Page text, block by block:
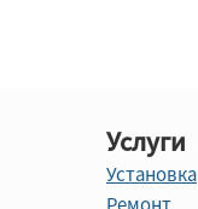
Услуги
Установка